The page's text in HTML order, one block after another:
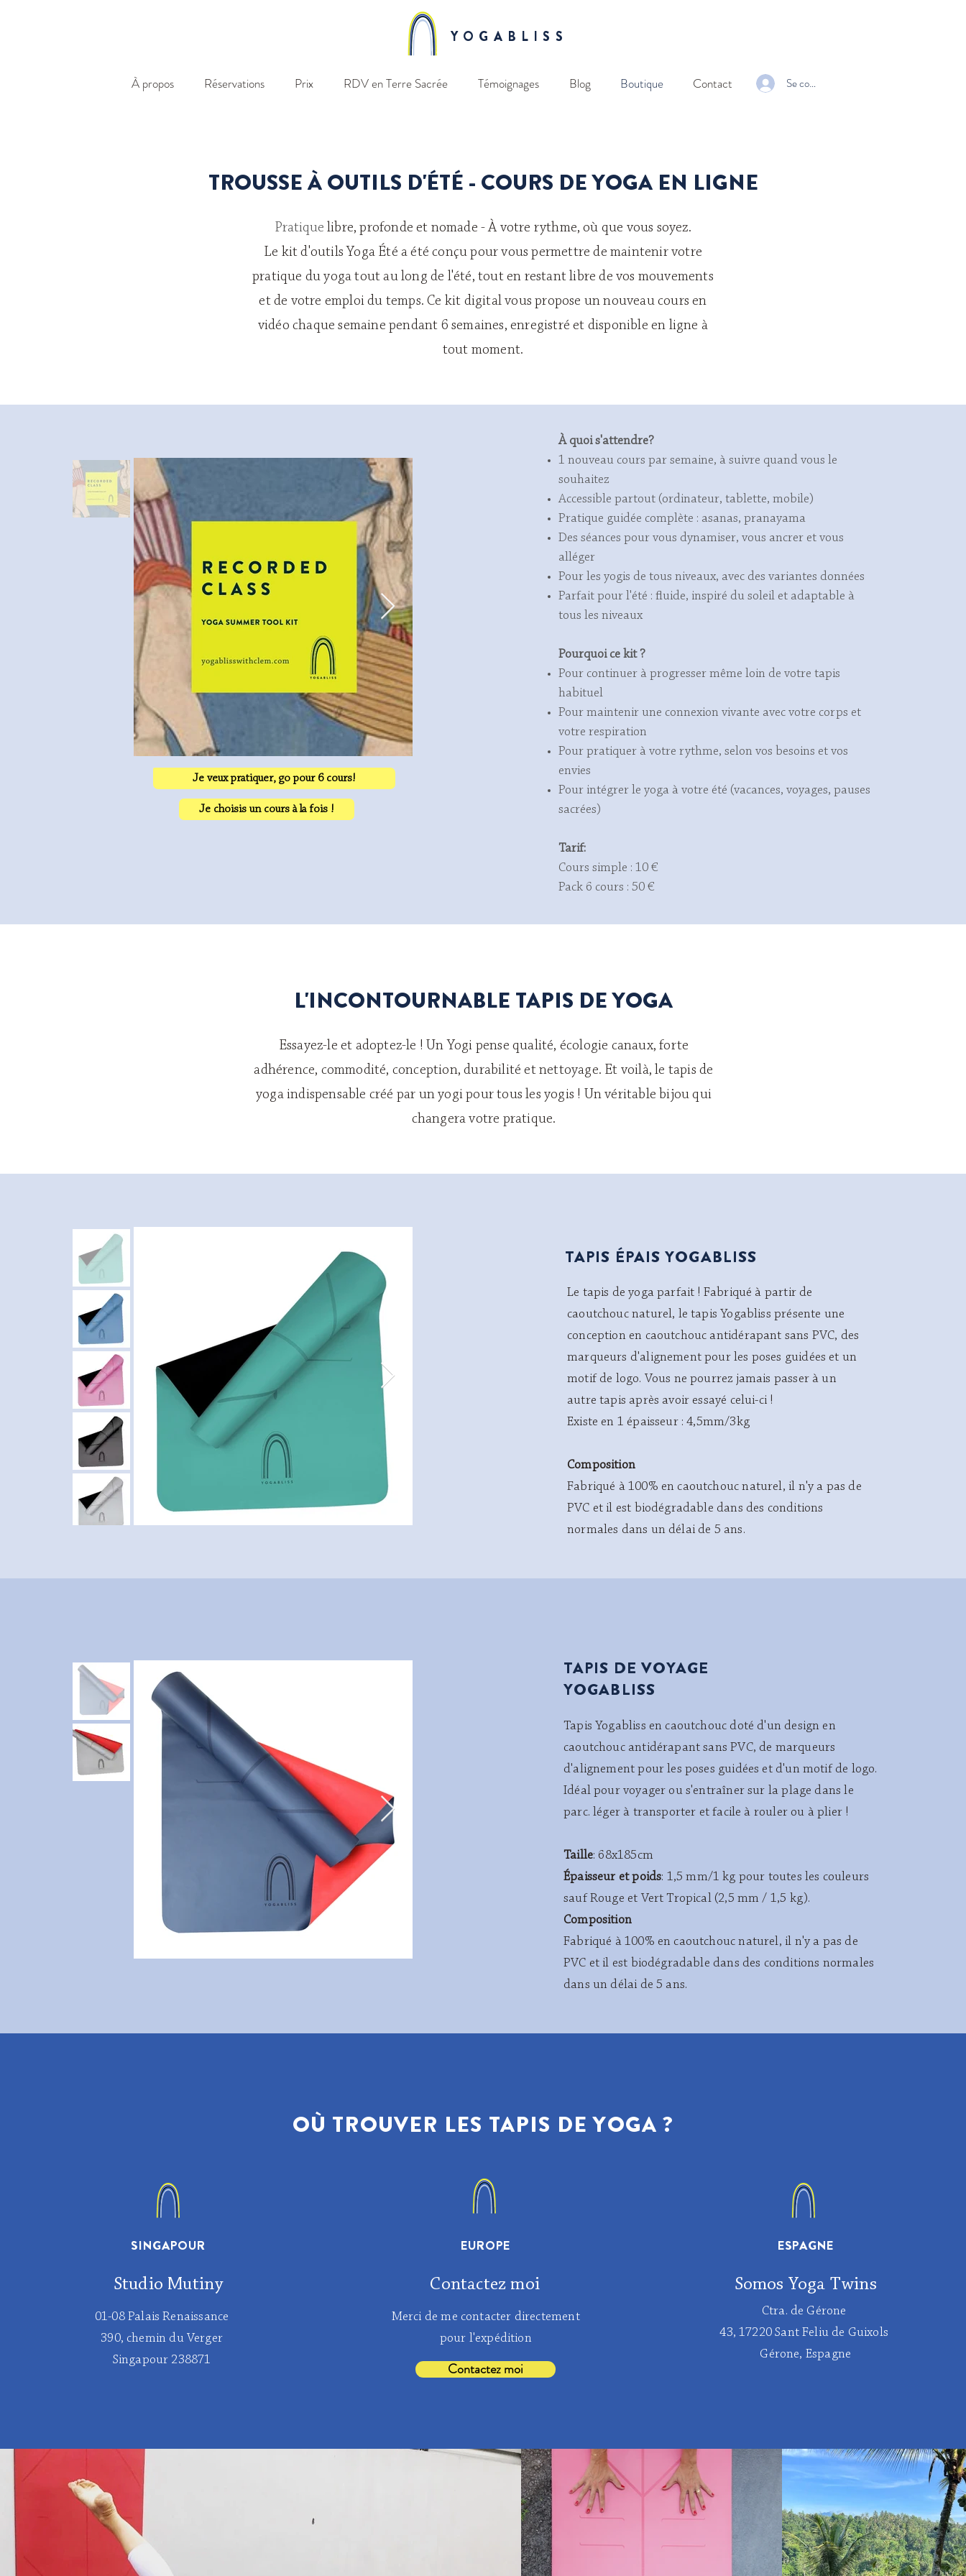
YOGABLISS
À propos Réservations Prix RDV en Terre Sacrée Témoignages Blog Boutique Contact Se connecter
TROUSSE À OUTILS D'ÉTÉ - COURS DE YOGA EN LIGNE
Pratiquelibre, profonde et nomade - À votre rythme, où que vous soyez.
Le kit d'outils Yoga Été a été conçu pour vous permettre de maintenir votre
pratique du yoga tout au long de l'été, tout en restant libre de vos mouvements
et de votre emploi du temps. Ce kit digital vous propose un nouveau cours en
vidéo chaque semaine pendant 6 semaines, enregistré et disponible en ligne à
tout moment.
Je veux pratiquer, go pour 6 cours!
Je choisis un cours à la fois !
À quoi s'attendre?
1 nouveau cours par semaine, à suivre quand vous le
souhaitez
Accessible partout (ordinateur, tablette, mobile)
Pratique guidée complète : asanas, pranayama
Des séances pour vous dynamiser, vous ancrer et vous
alléger
Pour les yogis de tous niveaux, avec des variantes données
Parfait pour l'été : fluide, inspiré du soleil et adaptable à
tous les niveaux
Pourquoi ce kit ?
Pour continuer à progresser même loin de votre tapis
habituel
Pour maintenir une connexion vivante avec votre corps et
votre respiration
Pour pratiquer à votre rythme, selon vos besoins et vos
envies
Pour intégrer le yoga à votre été (vacances, voyages, pauses
sacrées)
Tarif:
Cours simple : 10 €
Pack 6 cours : 50 €
L'INCONTOURNABLE TAPIS DE YOGA
Essayez-le et adoptez-le ! Un Yogi pense qualité, écologie canaux, forte
adhérence, commodité, conception, durabilité et nettoyage. Et voilà, le tapis de
yoga indispensable créé par un yogi pour tous les yogis ! Un véritable bijou qui
changera votre pratique.
TAPIS ÉPAIS YOGABLISS
Le tapis de yoga parfait ! Fabriqué à partir de
caoutchouc naturel, le tapis Yogabliss présente une
conception en caoutchouc antidérapant sans PVC, des
marqueurs d'alignement pour les poses guidées et un
motif de logo. Vous ne pourrez jamais passer à un
autre tapis après avoir essayé celui-ci !
Existe en 1 épaisseur : 4,5mm/3kg
Composition
Fabriqué à 100% en caoutchouc naturel, il n'y a pas de
PVC et il est biodégradable dans des conditions
normales dans un délai de 5 ans.
TAPIS DE VOYAGE
YOGABLISS
Tapis Yogabliss en caoutchouc doté d'un design en
caoutchouc antidérapant sans PVC, de marqueurs
d'alignement pour les poses guidées et d'un motif de logo.
Idéal pour voyager ou s'entraîner sur la plage dans le
parc. léger à transporter et facile à rouler ou à plier !
Taille: 68x185cm
Épaisseur et poids: 1,5 mm/1 kg pour toutes les couleurs
sauf Rouge et Vert Tropical (2,5 mm / 1,5 kg).
Composition
Fabriqué à 100% en caoutchouc naturel, il n'y a pas de
PVC et il est biodégradable dans des conditions normales
dans un délai de 5 ans.
OÙ TROUVER LES TAPIS DE YOGA ?
SINGAPOUR
Studio Mutiny
01-08 Palais Renaissance
390, chemin du Verger
Singapour 238871
EUROPE
Contactez moi
Merci de me contacter directement
pour l'expédition
Contactez moi
ESPAGNE
Somos Yoga Twins
Ctra. de Gérone
43, 17220 Sant Feliu de Guixols
Gérone, Espagne